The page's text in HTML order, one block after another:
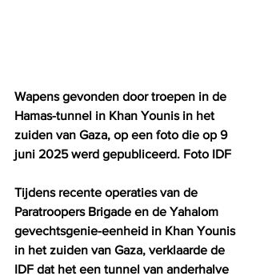
Wapens gevonden door troepen in de
Hamas-tunnel in Khan Younis in het
zuiden van Gaza, op een foto die op 9
juni 2025 werd gepubliceerd. Foto IDF
Tijdens recente operaties van de
Paratroopers Brigade en de Yahalom
gevechtsgenie-eenheid in Khan Younis
in het zuiden van Gaza, verklaarde de
IDF dat het een tunnel van anderhalve